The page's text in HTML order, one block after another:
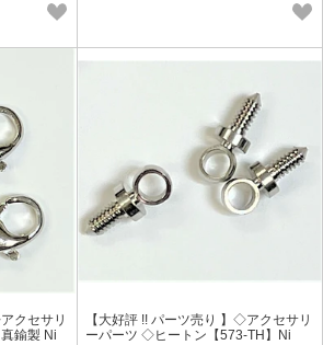
クセサリ
鍮製 Ni
【大好評 !! パーツ売り 】◇アクセサリ
ーパーツ ◇ヒートン【573-TH】Ni